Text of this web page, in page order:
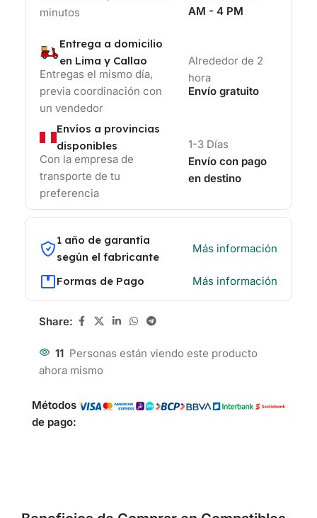
minutos
AM - 4 PM
Entrega a domicilio
en Lima y Callao
Entregas el mismo día,
previa coordinación con
un vendedor
Alrededor de 2
hora
Envío gratuito
Envíos a provincias
disponibles
Con la empresa de
transporte de tu
preferencia
1-3 Días
Envío con pago
en destino
1 año de garantía
según el fabricante
Más información
Formas de Pago Más información
Share:
11 Personas están viendo este producto
ahora mismo
Métodos
de pago: